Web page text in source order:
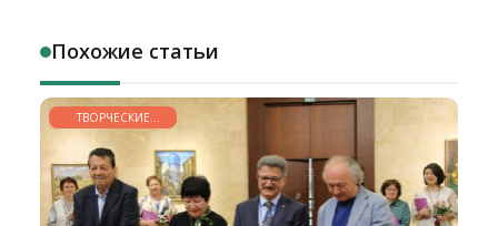
Похожие статьи
ТВОРЧЕСКИЕ
ГОРИЗОНТЫ